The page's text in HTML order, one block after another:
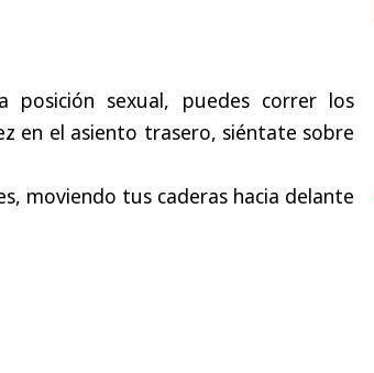
posición sexual, puedes correr los
en el asiento trasero, siéntate sobre
moviendo tus caderas hacia delante